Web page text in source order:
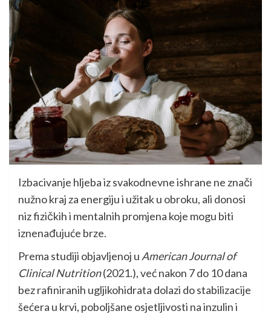
Izbacivanje hljeba iz svakodnevne ishrane ne znači
nužno kraj za energiju i užitak u obroku, ali donosi
niz fizičkih i mentalnih promjena koje mogu biti
iznenađujuće brze.
Prema studiji objavljenoj u American Journal of
Clinical Nutrition(2021.), već nakon 7 do 10 dana
bez rafiniranih ugljikohidrata dolazi do stabilizacije
šećera u krvi, poboljšane osjetljivosti na inzulin i